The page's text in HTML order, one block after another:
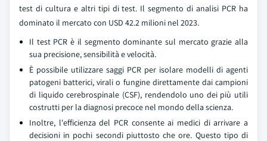
test di cultura e altri tipi di test. Il segmento di analisi PCR ha
dominato il mercato con USD 42.2 milioni nel 2023.
Il test PCR è il segmento dominante sul mercato grazie alla
sua precisione, sensibilità e velocità.
È possibile utilizzare saggi PCR per isolare modelli di agenti
patogeni batterici, virali o fungine direttamente dai campioni
di liquido cerebrospinale (CSF), rendendolo uno dei più utili
costrutti per la diagnosi precoce nel mondo della scienza.
Inoltre, l'efficienza del PCR consente ai medici di arrivare a
decisioni in pochi secondi piuttosto che ore. Questo tipo di